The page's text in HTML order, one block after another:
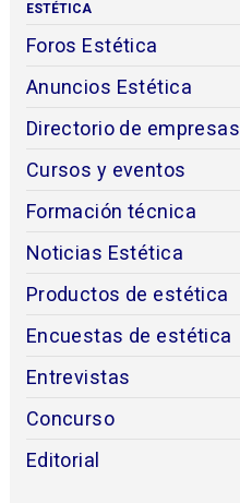
ESTÉTICA
Foros Estética
Anuncios Estética
Directorio de empresas
Cursos y eventos
Formación técnica
Noticias Estética
Productos de estética
Encuestas de estética
Entrevistas
Concurso
Editorial